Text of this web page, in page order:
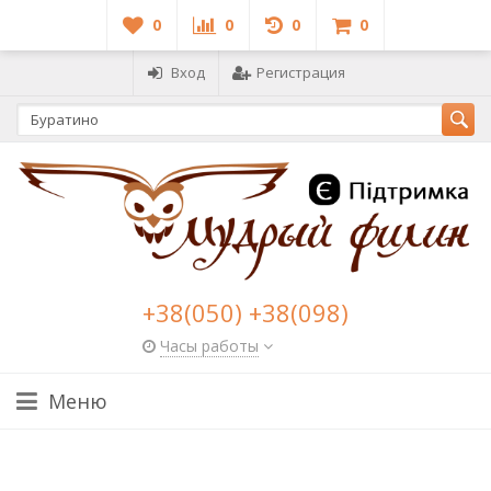
0 0 0 0
Вход Регистрация
+38(050) +38(098)
Часы работы
Меню